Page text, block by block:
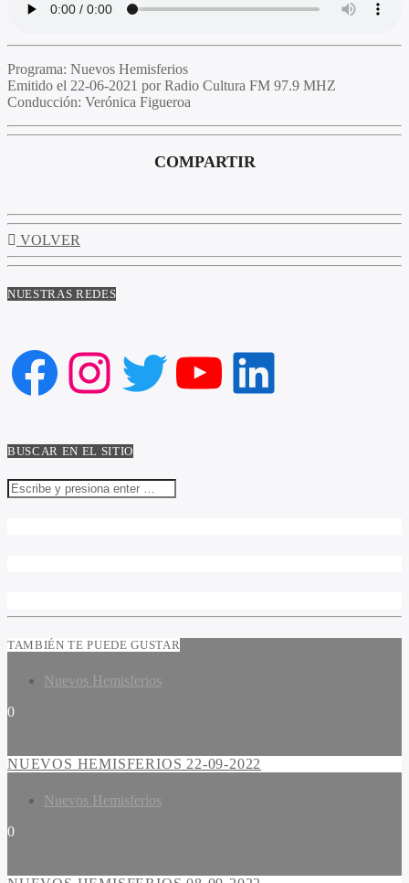
Programa: Nuevos Hemisferios
Emitido el 22-06-2021 por Radio Cultura FM 97.9 MHZ
Conducción: Verónica Figueroa
COMPARTIR
VOLVER
NUESTRAS REDES
Facebook
Instagram
Twitter
YouTube
LinkedIn
BUSCAR EN EL SITIO
TAMBIÉN TE PUEDE GUSTAR
Nuevos Hemisferios
0
NUEVOS HEMISFERIOS 22-09-2022
Nuevos Hemisferios
0